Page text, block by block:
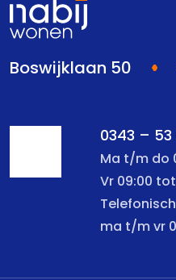
Boswijklaan 50
0343 – 53
Ma t/m do
Vr 09:00 tot
ma t/m vr